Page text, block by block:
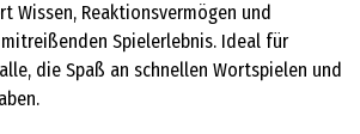
Wissen, Reaktionsvermögen und
Spielerlebnis. Ideal für
die Spaß an schnellen Wortspielen und